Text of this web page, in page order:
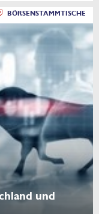
BÖRSENSTAMMTISCHE
und